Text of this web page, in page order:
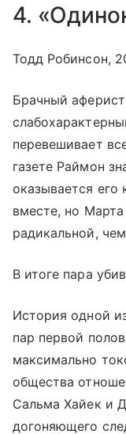
4.
Тодд Робинсон,
Брачный
перевешивает
газете Раймон
оказывается его
вместе, но
радикальной,
В итоге пара
История одной
пар первой
максимально
общества
Сальма Хайек и
догоняющего